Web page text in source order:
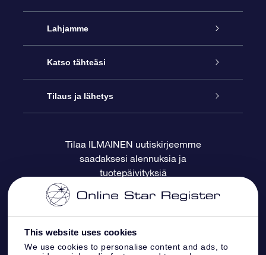
This website uses cookies
We use cookies to personalise content and ads, to
Palvelu
Ota meihin yhteyttä
Blogi
Arvostelut
Lahjamme
Online Star -lahja
OSR-lahjapakkaus
OSR-lahjakortti
Yrityslahjat
Katso tähteäsi
Star Register
Henkilökohtainen Tähtisivu
One Million Stars
OSR -tähden tallennus
Tilaus ja lähetys
Maksutiedot
Toimitustiedot
Palautuskäytäntö
Tilaa ILMAINEN uutiskirjeemme
saadaksesi alennuksia ja
tuotepäivityksiä